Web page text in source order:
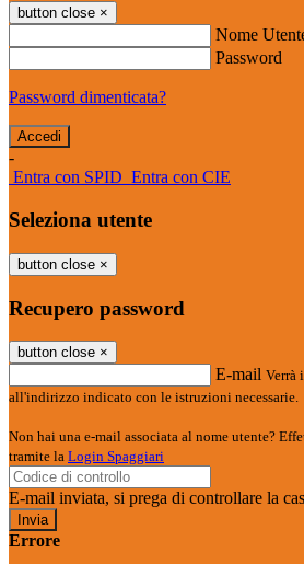
button close ×
Nome
Password
Password dimenticata?
-
Entra con SPID Entra con CIE
Seleziona utente
button close ×
Recupero password
button close ×
E-mail Verrà
all'indirizzo indicato con le istruzioni necessarie.
Non hai una e-mail associata al nome utente?
tramite la Login Spaggiari
E-mail inviata, si prega di controllare la
Errore